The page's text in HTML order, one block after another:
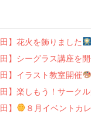
】花火を飾りました
】シーグラス講座を
】イラスト教室開催
田】楽しもう！サーク
】
８月イベントカ